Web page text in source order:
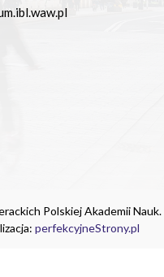
Polskiej Akademii Nauk.
perfekcyjneStrony.pl